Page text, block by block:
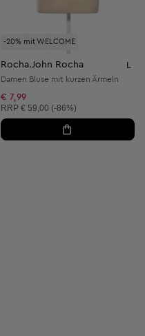
-20% mit WELCOME
Rocha.John Rocha L
Damen Bluse mit kurzen Ärmeln
€ 7,99
Unverbindliche Preisempfehlung:
RRP € 59,00 (-86%)